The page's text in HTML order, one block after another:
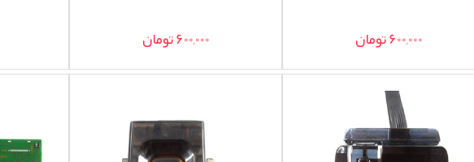
600,000 تومان 600,000 تومان